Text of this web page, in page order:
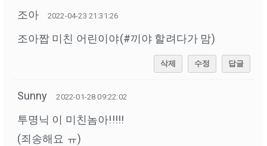
조아 2022-04-23 21:31:26
조아짭 미친 어린이야(#끼야 할려다가 맘)
삭제 수정 답글
Sunny 2022-01-28 09:22:02
투명닉 이 미친놈아!!!!!
(죄송해요 ㅠ)